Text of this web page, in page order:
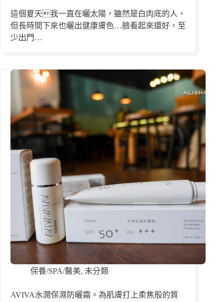
這個夏天我一直在曬太陽，雖然是白肉底的人，
但長時間下來也曬出健康膚色…臉看起來還好，至
少出門…
保養/SPA/醫美, 未分類
AVIVA水潤保濕防曬霜。為肌膚打上柔焦般的質